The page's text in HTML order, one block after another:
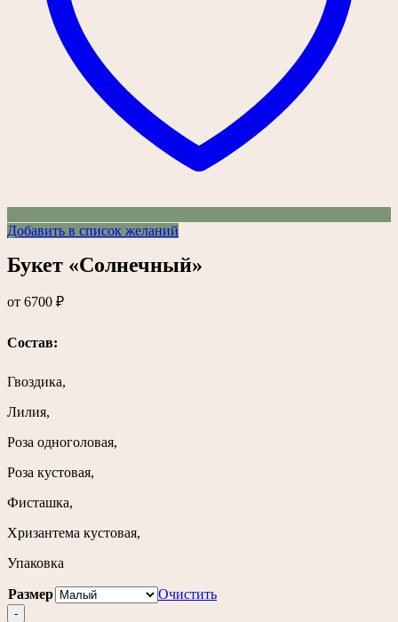
Добавить в список желаний
Букет «Солнечный»
от 6700 ₽
Состав:
Гвоздика,
Лилия,
Роза одноголовая,
Роза кустовая,
Фисташка,
Хризантема кустовая,
Упаковка
Размер Очистить
-